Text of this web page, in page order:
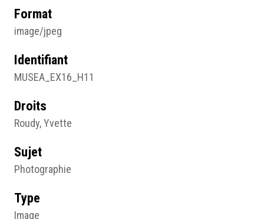
Format
image/jpeg
Identifiant
MUSEA_EX16_H11
Droits
Roudy, Yvette
Sujet
Photographie
Type
Image